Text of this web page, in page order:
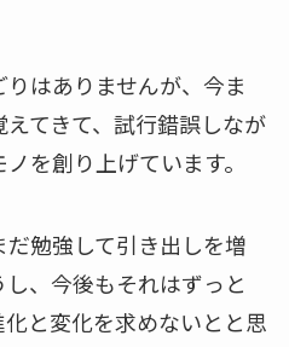
はありませんが、今ま
てきて、試行錯誤しなが
を創り上げています。
勉強して引き出しを増
、今後もそれはずっと
と変化を求めないとと思